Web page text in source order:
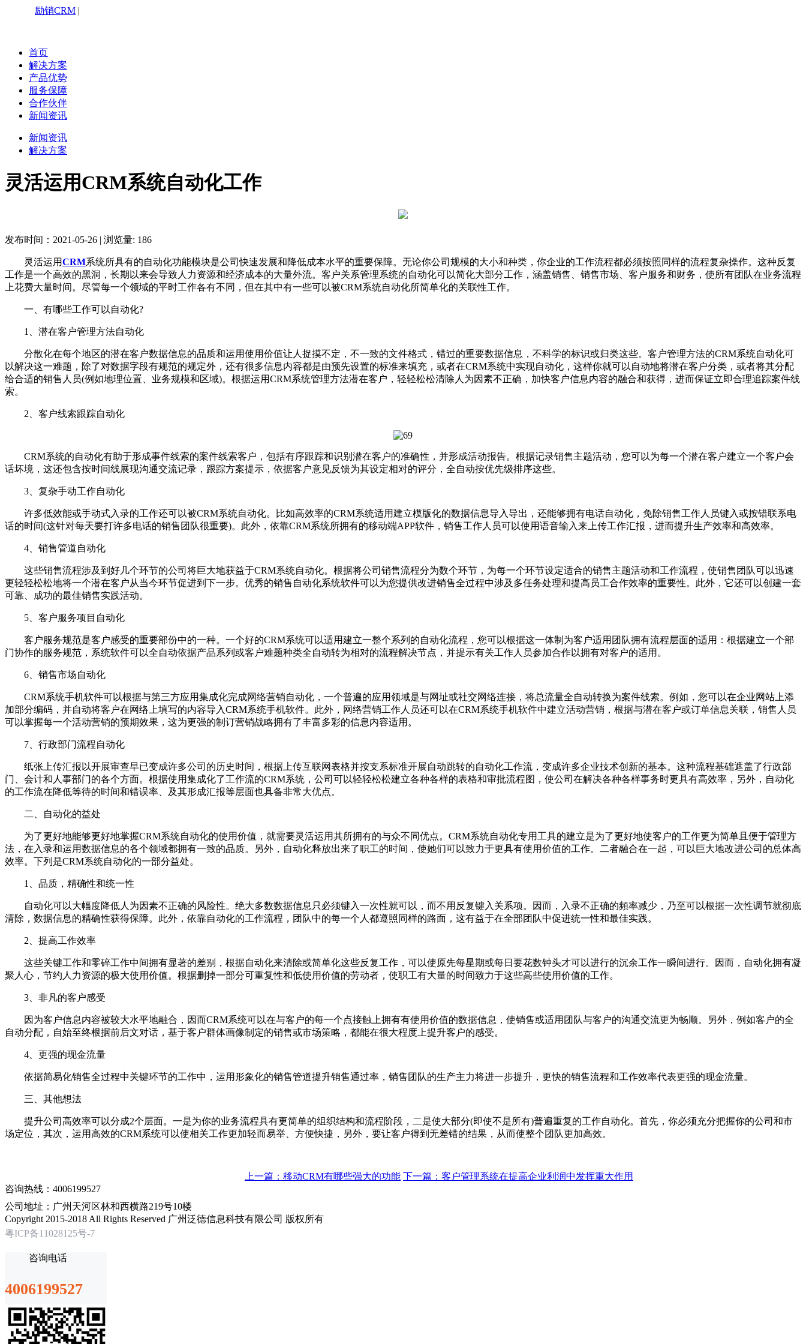
励销CRM |
首页
解决方案
产品优势
服务保障
合作伙伴
新闻资讯
新闻资讯
解决方案
灵活运用CRM系统自动化工作
发布时间：2021-05-26 | 浏览量: 186
灵活运用CRM系统所具有的自动化功能模块是公司快速发展和降低成本水平的重要保障。无论你公司规模的大小和种类，你企业的工作流程都必须按照同样的流程复杂操作。这种反复
工作是一个高效的黑洞，长期以来会导致人力资源和经济成本的大量外流。客户关系管理系统的自动化可以简化大部分工作，涵盖销售、销售市场、客户服务和财务，使所有团队在业务流程
上花费大量时间。尽管每一个领域的平时工作各有不同，但在其中有一些可以被CRM系统自动化所简单化的关联性工作。
一、有哪些工作可以自动化?
1、潜在客户管理方法自动化
分散化在每个地区的潜在客户数据信息的品质和运用使用价值让人捉摸不定，不一致的文件格式，错过的重要数据信息，不科学的标识或归类这些。客户管理方法的CRM系统自动化可
以解决这一难题，除了对数据字段有规范的规定外，还有很多信息内容都是由预先设置的标准来填充，或者在CRM系统中实现自动化，这样你就可以自动地将潜在客户分类，或者将其分配
给合适的销售人员(例如地理位置、业务规模和区域)。根据运用CRM系统管理方法潜在客户，轻轻松松清除人为因素不正确，加快客户信息内容的融合和获得，进而保证立即合理追踪案件线
索。
2、客户线索跟踪自动化
CRM系统的自动化有助于形成事件线索的案件线索客户，包括有序跟踪和识别潜在客户的准确性，并形成活动报告。根据记录销售主题活动，您可以为每一个潜在客户建立一个客户会
话坏境，这还包含按时间线展现沟通交流记录，跟踪方案提示，依据客户意见反馈为其设定相对的评分，全自动按优先级排序这些。
3、复杂手动工作自动化
许多低效能或手动式入录的工作还可以被CRM系统自动化。比如高效率的CRM系统适用建立模版化的数据信息导入导出，还能够拥有电话自动化，免除销售工作人员键入或按错联系电
话的时间(这针对每天要打许多电话的销售团队很重要)。此外，依靠CRM系统所拥有的移动端APP软件，销售工作人员可以使用语音输入来上传工作汇报，进而提升生产效率和高效率。
4、销售管道自动化
这些销售流程涉及到好几个环节的公司将巨大地获益于CRM系统自动化。根据将公司销售流程分为数个环节，为每一个环节设定适合的销售主题活动和工作流程，使销售团队可以迅速
更轻轻松松地将一个潜在客户从当今环节促进到下一步。优秀的销售自动化系统软件可以为您提供改进销售全过程中涉及多任务处理和提高员工合作效率的重要性。此外，它还可以创建一套
可靠、成功的最佳销售实践活动。
5、客户服务项目自动化
客户服务规范是客户感受的重要部份中的一种。一个好的CRM系统可以适用建立一整个系列的自动化流程，您可以根据这一体制为客户适用团队拥有流程层面的适用：根据建立一个部
门协作的服务规范，系统软件可以全自动依据产品系列或客户难题种类全自动转为相对的流程解决节点，并提示有关工作人员参加合作以拥有对客户的适用。
6、销售市场自动化
CRM系统手机软件可以根据与第三方应用集成化完成网络营销自动化，一个普遍的应用领域是与网址或社交网络连接，将总流量全自动转换为案件线索。例如，您可以在企业网站上添
加部分编码，并自动将客户在网络上填写的内容导入CRM系统手机软件。此外，网络营销工作人员还可以在CRM系统手机软件中建立活动营销，根据与潜在客户或订单信息关联，销售人员
可以掌握每一个活动营销的预期效果，这为更强的制订营销战略拥有了丰富多彩的信息内容适用。
7、行政部门流程自动化
纸张上传汇报以开展审查早已变成许多公司的历史时间，根据上传互联网表格并按支系标准开展自动跳转的自动化工作流，变成许多企业技术创新的基本。这种流程基础遮盖了行政部
门、会计和人事部门的各个方面。根据使用集成化了工作流的CRM系统，公司可以轻轻松松建立各种各样的表格和审批流程图，使公司在解决各种各样事务时更具有高效率，另外，自动化
的工作流在降低等待的时间和错误率、及其形成汇报等层面也具备非常大优点。
二、自动化的益处
为了更好地能够更好地掌握CRM系统自动化的使用价值，就需要灵活运用其所拥有的与众不同优点。CRM系统自动化专用工具的建立是为了更好地使客户的工作更为简单且便于管理方
法，在入录和运用数据信息的各个领域都拥有一致的品质。另外，自动化释放出来了职工的时间，使她们可以致力于更具有使用价值的工作。二者融合在一起，可以巨大地改进公司的总体高
效率。下列是CRM系统自动化的一部分益处。
1、品质，精确性和统一性
自动化可以大幅度降低人为因素不正确的风险性。绝大多数数据信息只必须键入一次性就可以，而不用反复键入关系项。因而，入录不正确的頻率减少，乃至可以根据一次性调节就彻底
清除，数据信息的精确性获得保障。此外，依靠自动化的工作流程，团队中的每一个人都遵照同样的路面，这有益于在全部团队中促进统一性和最佳实践。
2、提高工作效率
这些关键工作和零碎工作中间拥有显著的差别，根据自动化来清除或简单化这些反复工作，可以使原先每星期或每日要花数钟头才可以进行的沉余工作一瞬间进行。因而，自动化拥有凝
聚人心，节约人力资源的极大使用价值。根据删掉一部分可重复性和低使用价值的劳动者，使职工有大量的时间致力于这些高些使用价值的工作。
3、非凡的客户感受
因为客户信息内容被较大水平地融合，因而CRM系统可以在与客户的每一个点接触上拥有有使用价值的数据信息，使销售或适用团队与客户的沟通交流更为畅顺。另外，例如客户的全
自动分配，自始至终根据前后文对话，基于客户群体画像制定的销售或市场策略，都能在很大程度上提升客户的感受。
4、更强的现金流量
依据简易化销售全过程中关键环节的工作中，运用形象化的销售管道提升销售通过率，销售团队的生产主力将进一步提升，更快的销售流程和工作效率代表更强的现金流量。
三、其他想法
提升公司高效率可以分成2个层面。一是为你的业务流程具有更简单的组织结构和流程阶段，二是使大部分(即使不是所有)普遍重复的工作自动化。首先，你必须充分把握你的公司和市
场定位，其次，运用高效的CRM系统可以使相关工作更加轻而易举、方便快捷，另外，要让客户得到无差错的结果，从而使整个团队更加高效。
上一篇：移动CRM有哪些强大的功能 下一篇：客户管理系统在提高企业利润中发挥重大作用
咨询热线：4006199527
公司地址：广州天河区林和西横路219号10楼
Copyright 2015-2018 All Rights Reserved 广州泛德信息科技有限公司 版权所有
粤ICP备11028125号-7
咨询电话
4006199527